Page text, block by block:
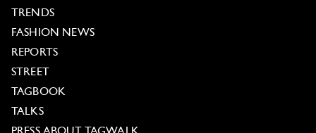
TRENDS
FASHION NEWS
REPORTS
STREET
TAGBOOK
TALKS